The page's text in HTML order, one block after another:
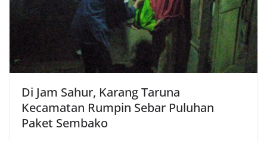
Di Jam Sahur, Karang Taruna
Kecamatan Rumpin Sebar Puluhan
Paket Sembako